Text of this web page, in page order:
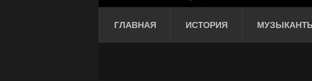
ГЛАВНАЯ ИСТОРИЯ